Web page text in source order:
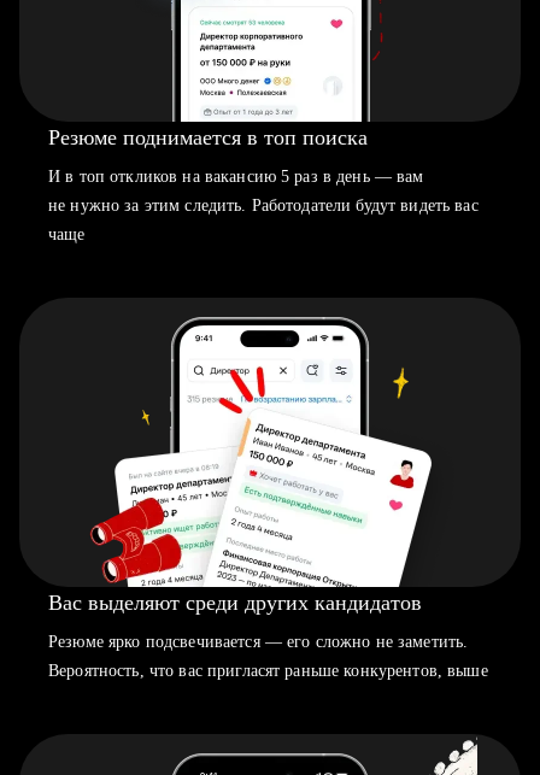
Резюме поднимается в топ поиска
И в топ откликов на вакансию 5 раз в день — вам
не нужно за этим следить. Работодатели будут видеть вас
чаще
Вас выделяют среди других кандидатов
Резюме ярко подсвечивается — его сложно не заметить.
Вероятность, что вас пригласят раньше конкурентов, выше